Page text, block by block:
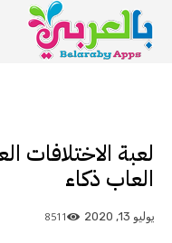
لعبة الاختلافات
العاب ذكاء
يوليو 13, 2020 8511